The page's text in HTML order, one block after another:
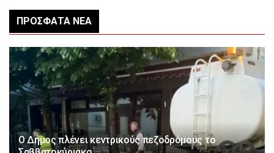
ΠΡΌΣΦΑΤΑ ΝΈΑ
Ο Δήμος πλένει κεντρικούς πεζοδρόμους το